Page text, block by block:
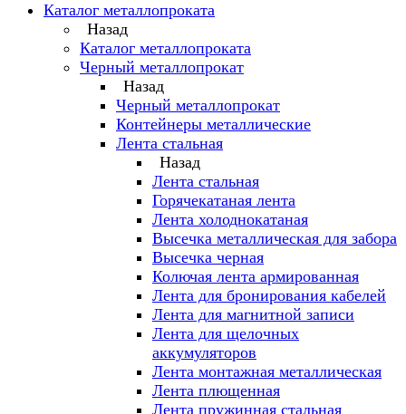
Каталог металлопроката
Назад
Каталог металлопроката
Черный металлопрокат
Назад
Черный металлопрокат
Контейнеры металлические
Лента стальная
Назад
Лента стальная
Горячекатаная лента
Лента холоднокатаная
Высечка металлическая для забора
Высечка черная
Колючая лента армированная
Лента для бронирования кабелей
Лента для магнитной записи
Лента для щелочных
аккумуляторов
Лента монтажная металлическая
Лента плющенная
Лента пружинная стальная